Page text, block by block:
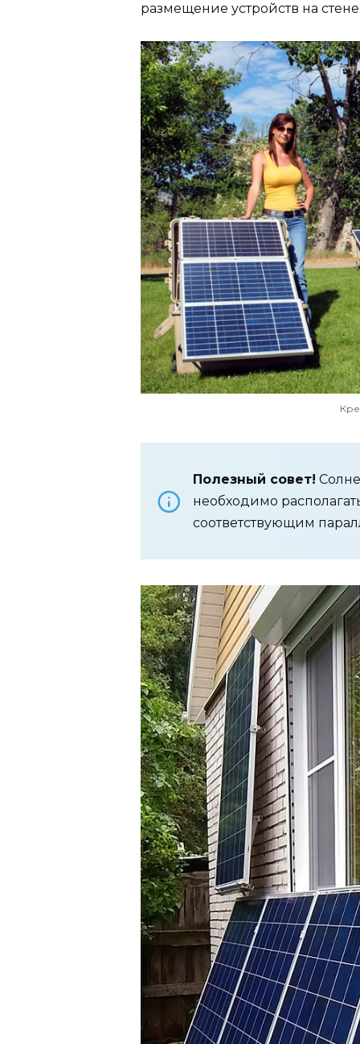
размещение устройств на
Полезный совет!
необходимо
соответствующим